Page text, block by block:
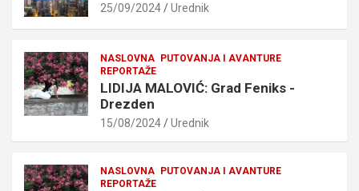
25/09/2024 Urednik
NASLOVNA
PUTOVANJA I AVANTURE
REPORTAŽE
LIDIJA MALOVIĆ: Grad Feniks -
Drezden
15/08/2024 Urednik
NASLOVNA
PUTOVANJA I AVANTURE
REPORTAŽE